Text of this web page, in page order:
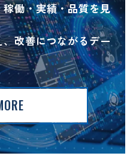
働・実績・品質を見
改善につながるデー